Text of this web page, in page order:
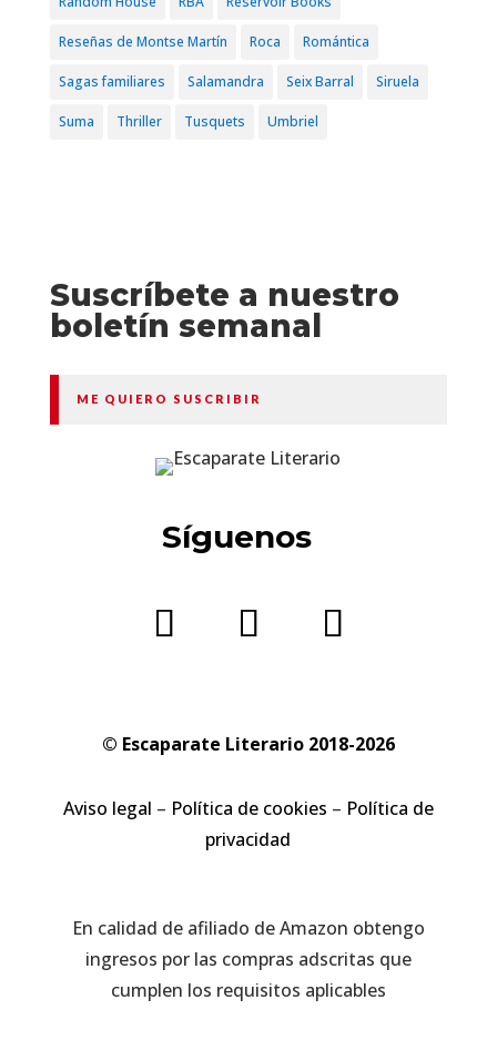
Reseñas de Montse Martín Roca Romántica
Sagas familiares Salamandra Seix Barral Siruela
Suma Thriller Tusquets Umbriel
Suscríbete a nuestro
boletín semanal
ME QUIERO SUSCRIBIR
Síguenos
© Escaparate Literario 2018-2026
Aviso legal – Política de cookies – Política de
privacidad
En calidad de afiliado de Amazon obtengo
ingresos por las compras adscritas que
cumplen los requisitos aplicables